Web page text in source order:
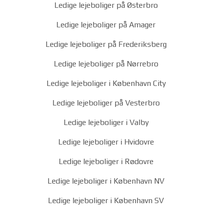
Ledige lejeboliger på Østerbro
Ledige lejeboliger på Amager
Ledige lejeboliger på Frederiksberg
Ledige lejeboliger på Nørrebro
Ledige lejeboliger i København City
Ledige lejeboliger på Vesterbro
Ledige lejeboliger i Valby
Ledige lejeboliger i Hvidovre
Ledige lejeboliger i Rødovre
Ledige lejeboliger i København NV
Ledige lejeboliger i København SV